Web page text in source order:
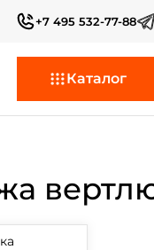
+7 495 532-77-88
Каталог